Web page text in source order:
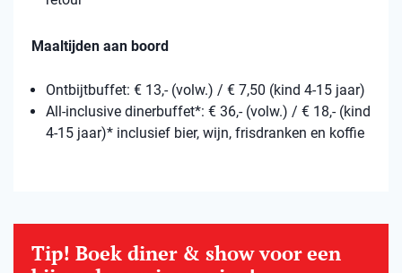
Maaltijden aan boord
Ontbijtbuffet: € 13,- (volw.) / € 7,50 (kind 4-15 jaar)
All-inclusive dinerbuffet*: € 36,- (volw.) / € 18,- (kind
4-15 jaar)* inclusief bier, wijn, frisdranken en koffie
Tip! Boek diner & show voor een